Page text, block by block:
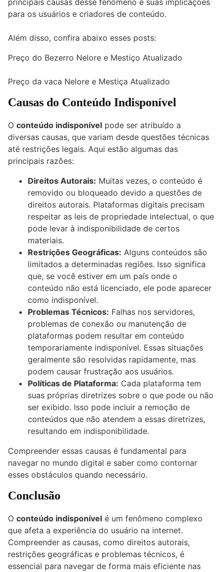
principais causas desse fenômeno e suas implicações
para os usuários e criadores de conteúdo.
Além disso, confira abaixo esses posts:
Preço do Bezerro Nelore e Mestiço Atualizado
Preço da vaca Nelore e Mestiça Atualizado
Causas do Conteúdo Indisponível
O conteúdo indisponível pode ser atribuído a
diversas causas, que variam desde questões técnicas
até restrições legais. Aqui estão algumas das
principais razões:
Direitos Autorais: Muitas vezes, o conteúdo é
removido ou bloqueado devido a questões de
direitos autorais. Plataformas digitais precisam
respeitar as leis de propriedade intelectual, o que
pode levar à indisponibilidade de certos
materiais.
Restrições Geográficas: Alguns conteúdos são
limitados a determinadas regiões. Isso significa
que, se você estiver em um país onde o
conteúdo não está licenciado, ele pode aparecer
como indisponível.
Problemas Técnicos: Falhas nos servidores,
problemas de conexão ou manutenção de
plataformas podem resultar em conteúdo
temporariamente indisponível. Essas situações
geralmente são resolvidas rapidamente, mas
podem causar frustração aos usuários.
Políticas de Plataforma: Cada plataforma tem
suas próprias diretrizes sobre o que pode ou não
ser exibido. Isso pode incluir a remoção de
conteúdos que não atendem a essas diretrizes,
resultando em indisponibilidade.
Compreender essas causas é fundamental para
navegar no mundo digital e saber como contornar
esses obstáculos quando necessário.
Conclusão
O conteúdo indisponível é um fenômeno complexo
que afeta a experiência do usuário na internet.
Compreender as causas, como direitos autorais,
restrições geográficas e problemas técnicos, é
essencial para navegar de forma mais eficiente nas